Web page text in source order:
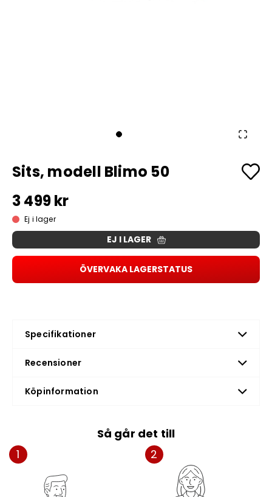
Sits, modell Blimo 50
3 499 kr
Ej i lager
EJ I LAGER
ÖVERVAKA LAGERSTATUS
Specifikationer
Recensioner
Köpinformation
Så går det till
1
2